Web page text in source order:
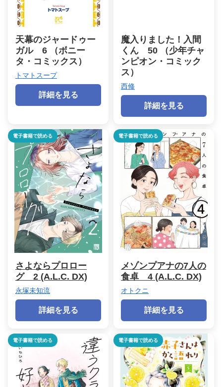
天幕のジャードゥー
ガル 6 （ボニー
タ・コミックス）
トマトスープ
詳細を見る
魔入りました！入間
くん 50 （少年チャ
ンピオン・コミック
ス）
西修
詳細を見る
電子書籍で読める
さよならプロロー
グ 2 (A.L.C. DX)
永塚未知流
詳細を見る
電子書籍で読める
メゾンプアナの7人の
食卓 4 (A.L.C. DX)
オトクニ
詳細を見る
電子書籍で読める 電子書籍で読める